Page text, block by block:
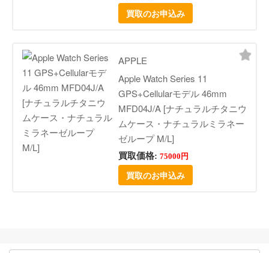
買取のお申込み
APPLE
Apple Watch Series 11
GPS+Cellularモデル 46mm
MFD04J/A [ナチュラルチタニウ
ムケース・ナチュラルミラネー
ゼループ M/L]
買取価格: 75000円
買取のお申込み